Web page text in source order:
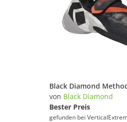
von Black Diamond
Bester Preis
gefunden bei